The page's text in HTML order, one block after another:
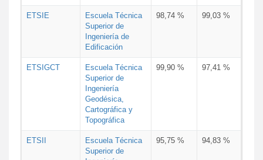
ETSIE
Escuela Técnica
Superior de
Ingeniería de
Edificación
98,74 % 99,03 %
ETSIGCT
Escuela Técnica
Superior de
Ingeniería
Geodésica,
Cartográfica y
Topográfica
99,90 % 97,41 %
ETSII
Escuela Técnica
Superior de
95,75 % 94,83 %